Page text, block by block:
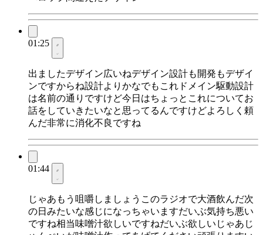
01:25
出ましたデザイン広いねデザイン設計も開発もデザイ
ンですからね設計よりかなでもこれドメイン駆動設計
は名前の通りですけど今日はちょっとこれについてお
話をしていきたいなと思ってるんですけどよろしく頼
んだ非常に消化不良ですね
01:44
じゃあもう咀嚼しましょうこのラジオで大酒飲んだ次
の日みたいな感じになっちゃいますだいぶ気持ち悪い
ですね相当味噌汁欲しいですねだいぶ欲しいじゃあじ